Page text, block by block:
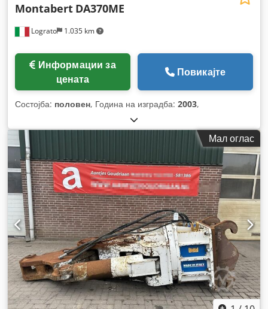
Lograto 1.035 km
Montabert DA370ME
цената
Повикајте
Состојба: половен, Година на изградба: 2003,
Мал оглас